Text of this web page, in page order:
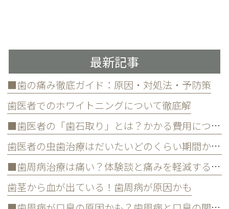
最新記事
■歯の痛み徹底ガイド：原因・対処法・予防策
歯医者でのホワイトニングについて徹底解
■歯医者の「歯石取り」とは？かかる費用について
歯医者の虫歯治療はだいたいどのくらい期間かかる？
■歯周病治療は痛い？体験談と痛みを軽減する方法
歯茎から血が出ている！歯周病が原因かも